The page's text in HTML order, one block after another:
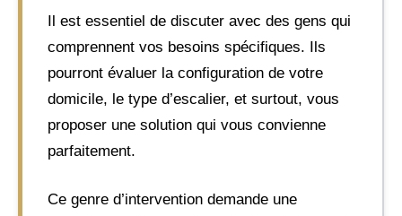
Il est essentiel de discuter avec des gens qui
comprennent vos besoins spécifiques. Ils
pourront évaluer la configuration de votre
domicile, le type d’escalier, et surtout, vous
proposer une solution qui vous convienne
parfaitement.
Ce genre d’intervention demande une